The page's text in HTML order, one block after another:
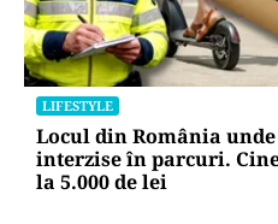
LIFESTYLE
Locul din România
interzise în parcuri.
la 5.000 de lei